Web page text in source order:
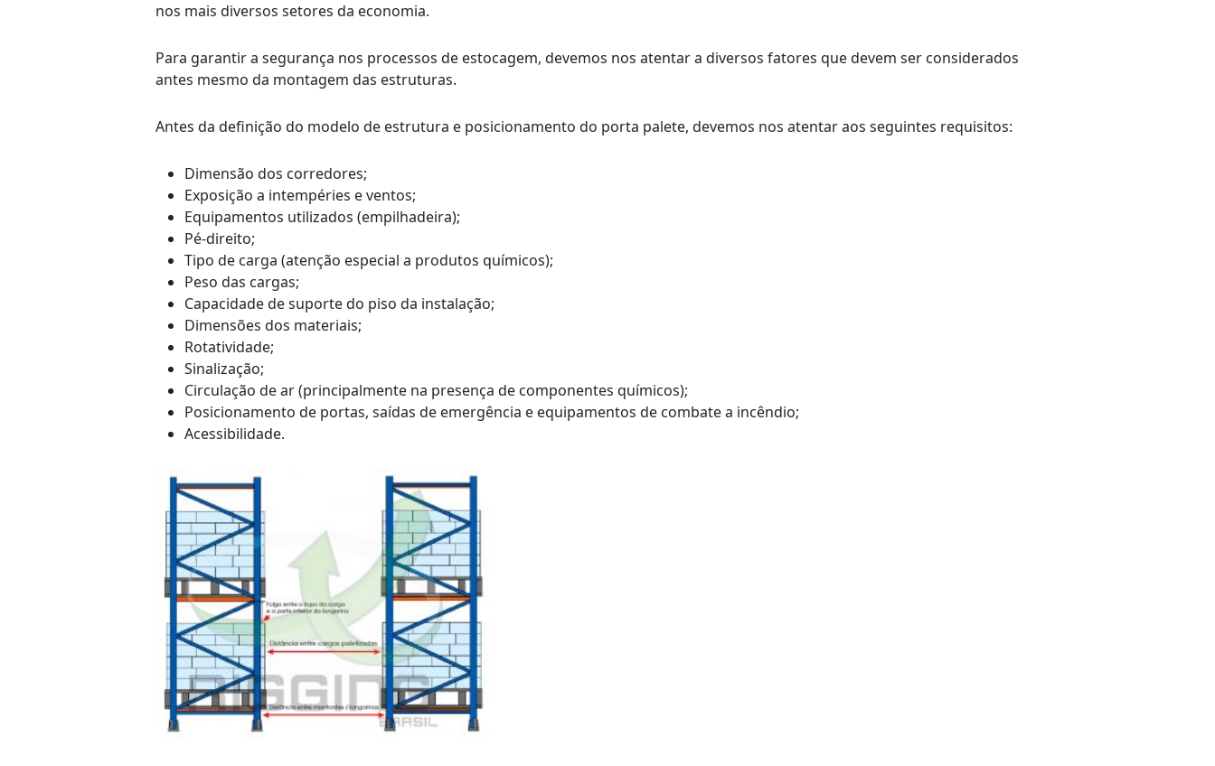
nos mais diversos setores da economia.
Para garantir a segurança nos processos de estocagem, devemos nos atentar a diversos fatores que devem ser considerados
antes mesmo da montagem das estruturas.
Antes da definição do modelo de estrutura e posicionamento do porta palete, devemos nos atentar aos seguintes requisitos:
Dimensão dos corredores;
Exposição a intempéries e ventos;
Equipamentos utilizados (empilhadeira);
Pé-direito;
Tipo de carga (atenção especial a produtos químicos);
Peso das cargas;
Capacidade de suporte do piso da instalação;
Dimensões dos materiais;
Rotatividade;
Sinalização;
Circulação de ar (principalmente na presença de componentes químicos);
Posicionamento de portas, saídas de emergência e equipamentos de combate a incêndio;
Acessibilidade.